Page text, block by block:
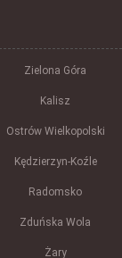
Zielona Góra
Kalisz
Ostrów Wielkopolski
Kędzierzyn-Koźle
Radomsko
Zduńska Wola
Żary